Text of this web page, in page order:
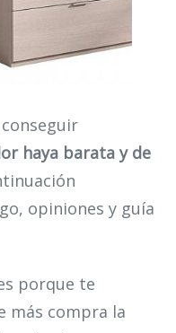
haya barata y de
opiniones y guía
porque te
más compra la